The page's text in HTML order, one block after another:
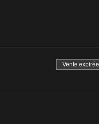
Vente expirée